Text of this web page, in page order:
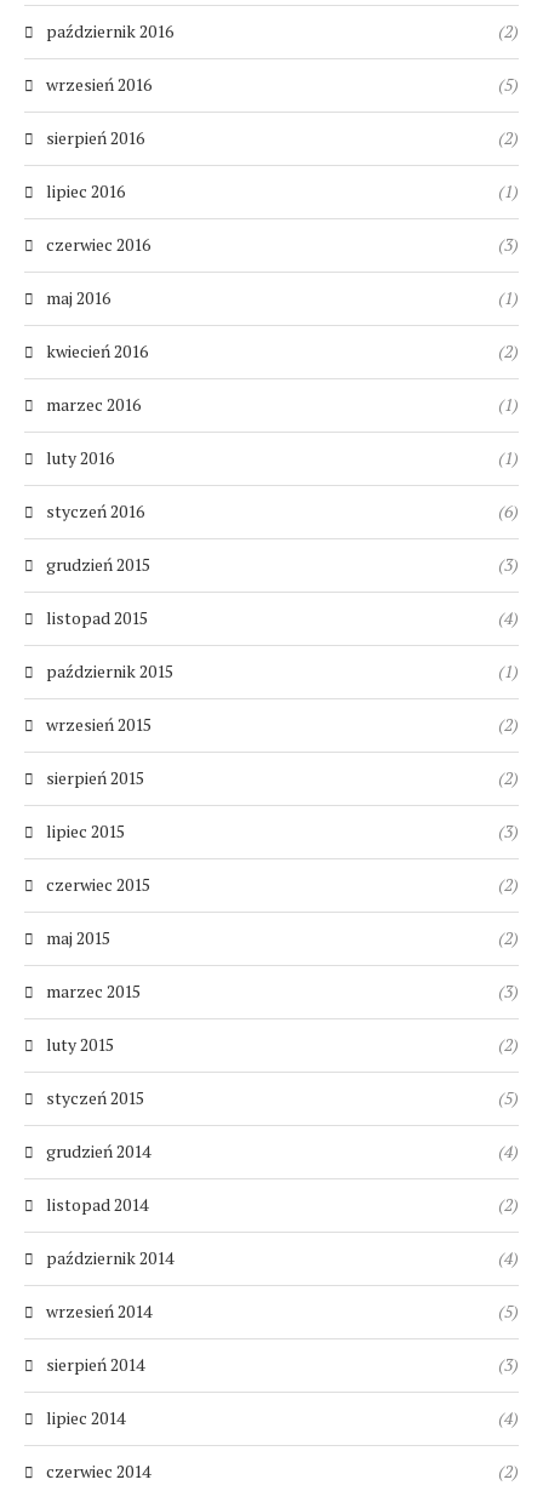
październik 2016 (2)
wrzesień 2016 (5)
sierpień 2016 (2)
lipiec 2016 (1)
czerwiec 2016 (3)
maj 2016 (1)
kwiecień 2016 (2)
marzec 2016 (1)
luty 2016 (1)
styczeń 2016 (6)
grudzień 2015 (3)
listopad 2015 (4)
październik 2015 (1)
wrzesień 2015 (2)
sierpień 2015 (2)
lipiec 2015 (3)
czerwiec 2015 (2)
maj 2015 (2)
marzec 2015 (3)
luty 2015 (2)
styczeń 2015 (5)
grudzień 2014 (4)
listopad 2014 (2)
październik 2014 (4)
wrzesień 2014 (5)
sierpień 2014 (3)
lipiec 2014 (4)
czerwiec 2014 (2)